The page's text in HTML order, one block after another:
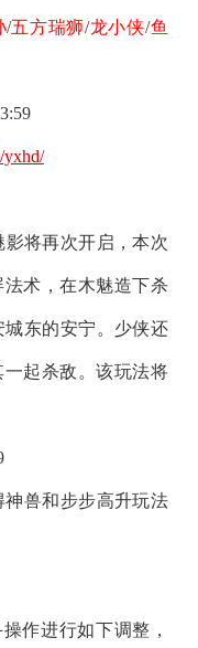
/五方瑞狮/龙小侠/鱼
yxhd/
影将再次开启，本次
法术 ，在木魅造下杀
东的安宁。少侠还
起杀敌。该玩法将
兽和步步高升玩法
操作进行如下调整，